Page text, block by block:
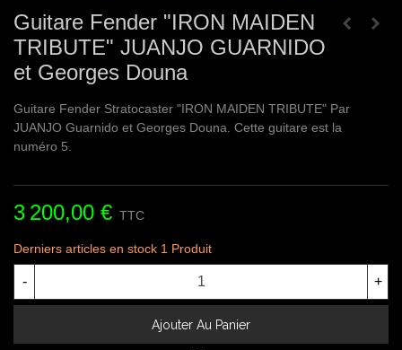
Guitare Fender "IRON MAIDEN
TRIBUTE" JUANJO GUARNIDO
et Georges Douna
Guitare Fender Stratocaster "IRON MAIDEN TRIBUTE" Par
JUANJO Guarnido et Georges Douna. Cette guitare est la
numéro 5.
3 200,00 € TTC
Derniers articles en stock 1 Produit
- +
Ajouter Au Panier